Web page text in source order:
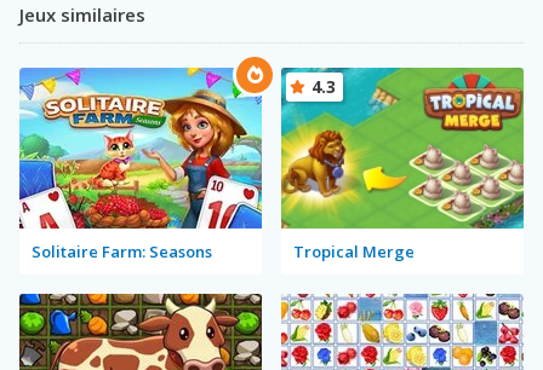
Jeux similaires
Solitaire Farm: Seasons Tropical Merge
4.3